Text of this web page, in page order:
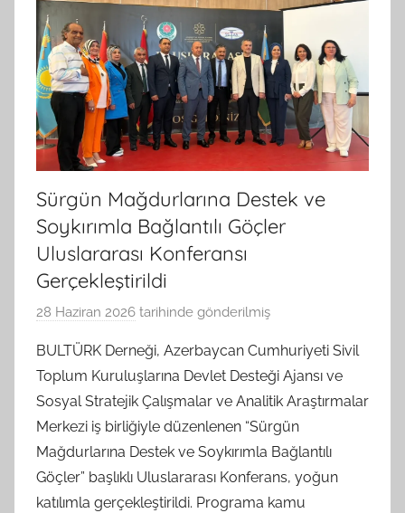
Sürgün Mağdurlarına Destek ve
Soykırımla Bağlantılı Göçler
Uluslararası Konferansı
Gerçekleştirildi
28 Haziran 2026 tarihinde gönderilmiş
S
A
M
t
a
r
a
BULTÜRK Derneği, Azerbaycan Cumhuriyeti Sivil
Toplum Kuruluşlarına Devlet Desteği Ajansı ve
Sosyal Stratejik Çalışmalar ve Analitik Araştırmalar
Merkezi iş birliğiyle düzenlenen “Sürgün
Mağdurlarına Destek ve Soykırımla Bağlantılı
Göçler” başlıklı Uluslararası Konferans, yoğun
katılımla gerçekleştirildi. Programa kamu